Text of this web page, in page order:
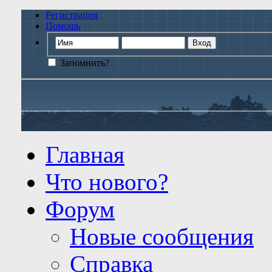
Регистрация
Помощь
Запомнить?
Главная
Что нового?
Форум
Новые сообщения
Справка